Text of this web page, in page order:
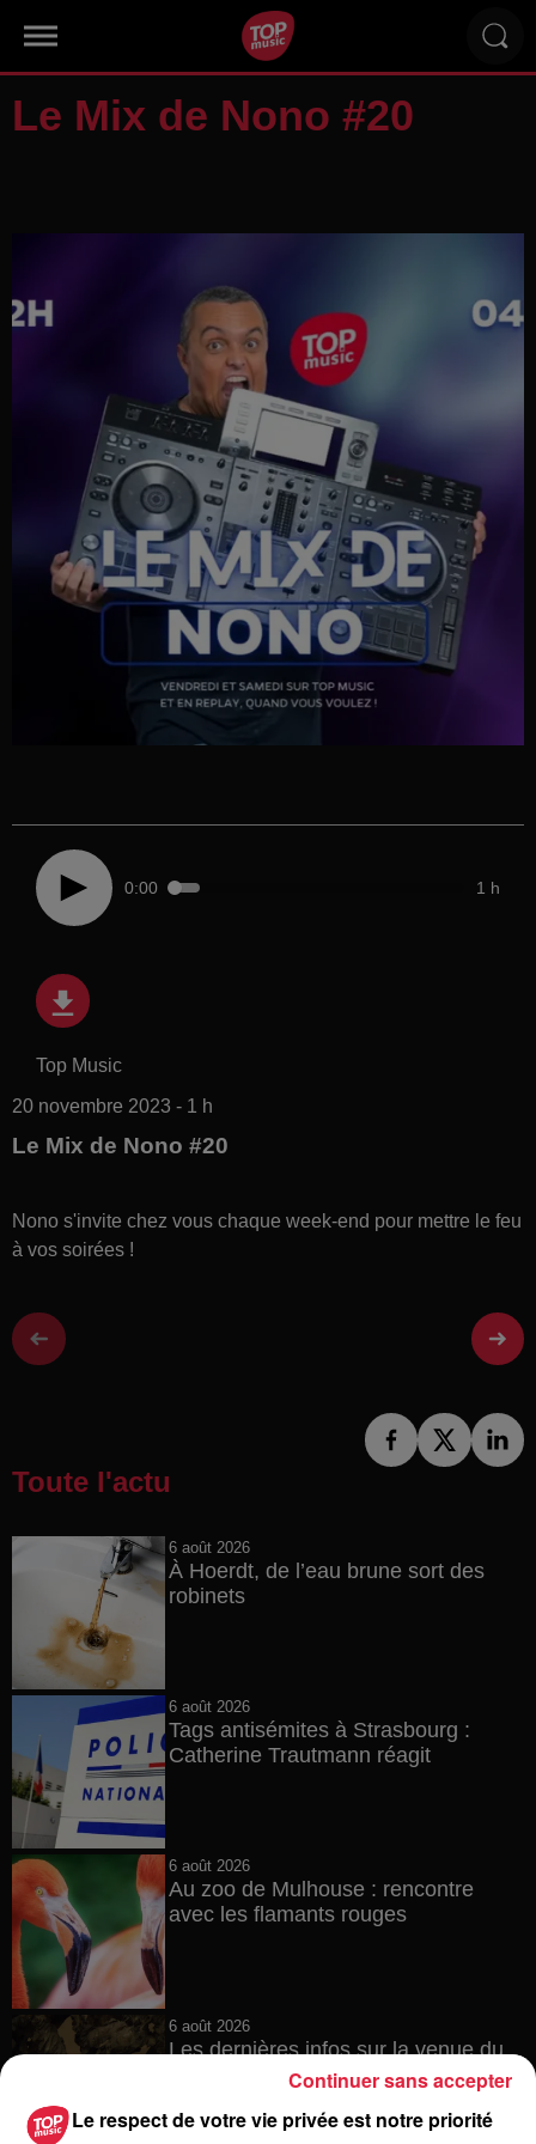
Le Mix de Nono #20
0:00 1 h
Top Music
20 novembre 2023 - 1 h
Le Mix de Nono #20
Nono s'invite chez vous chaque week-end pour mettre le feu
à vos soirées !
Toute l'actu
6 août 2026
À Hoerdt, de l’eau brune sort des
robinets
6 août 2026
Tags antisémites à Strasbourg :
Catherine Trautmann réagit
6 août 2026
Au zoo de Mulhouse : rencontre
avec les flamants rouges
6 août 2026
Les dernières infos sur la venue du
pape à Metz en septembre
Le respect de votre vie privée est notre priorité
Continuer sans accepter